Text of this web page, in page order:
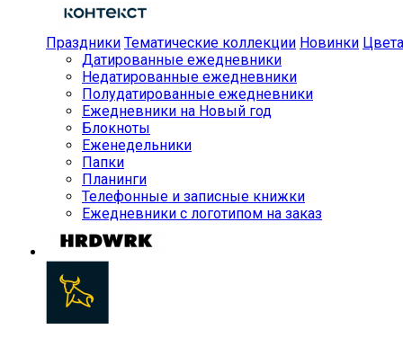
Праздники Тематические коллекции Новинки Цвета
Датированные ежедневники
Недатированные ежедневники
Полудатированные ежедневники
Ежедневники на Новый год
Блокноты
Еженедельники
Папки
Планинги
Телефонные и записные книжки
Ежедневники с логотипом на заказ